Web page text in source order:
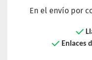
En el envío por
Enlaces